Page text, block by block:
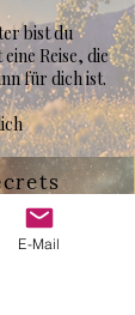
bist du
Reise, die
für dich ist.
E-Mail